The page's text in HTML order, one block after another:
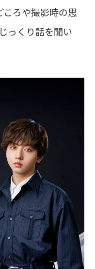
ろや撮影時の思
っくり話を聞い